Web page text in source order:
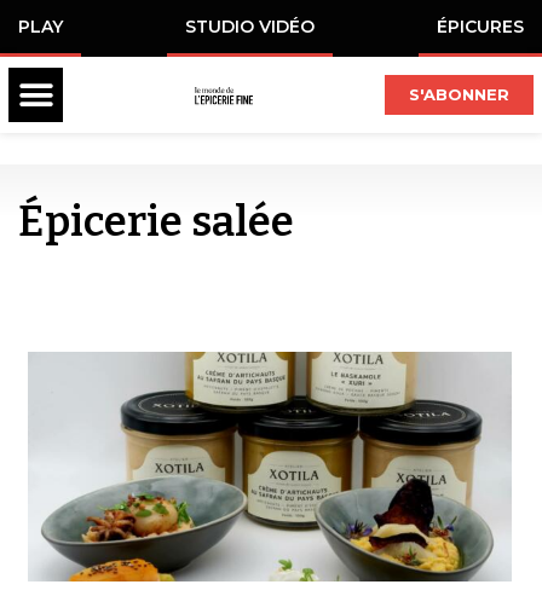
PLAY STUDIO VIDÉO ÉPICURES
S'ABONNER
Épicerie salée